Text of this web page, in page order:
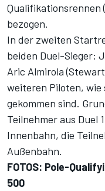
Qualifikationsrennen
bezogen.
In der zweiten
beiden Duel-Sieger:
Aric Almirola
weiteren Piloten, wie
gekommen sind.
Teilnehmer aus Duel
Innenbahn, die
Außenbahn.
FOTOS: Pole-
500